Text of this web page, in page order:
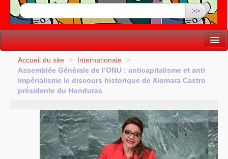
>>
Vie politique
Lutter, Unir...
S’organiser
Comprendre...
Accueil du site > Internationale
>
Assemblée Générale de l’ONU : anticapitalisme et anti
impérialisme le discours historique de Xiomara Castro
présidente du Honduras